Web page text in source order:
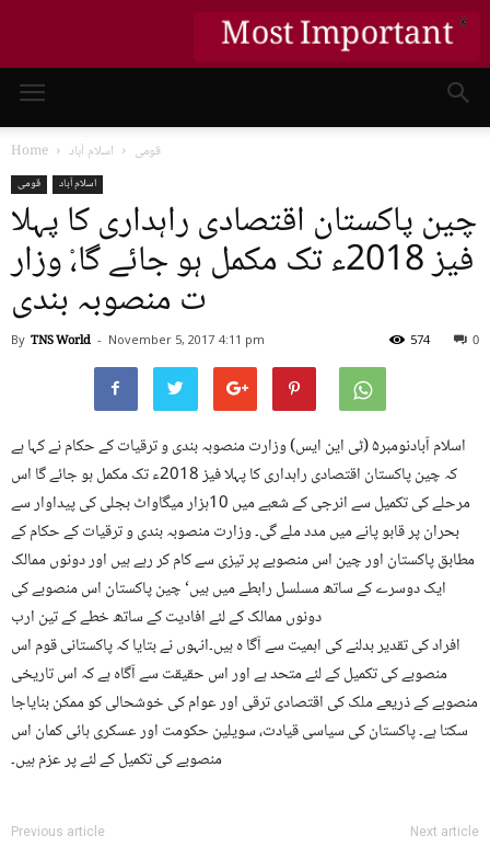
Home قومی اسلام آباد
قومی اسلام آباد
چین پاکستان اقتصادی راہداری کا پہلا
فیز 2018ء تک مکمل ہو جائے گا،ْ وزار
ت منصوبہ بندی
By TNS World - November 5, 2017 4:11 pm 0
574
اسلام آبادنومبر۵ (ٹی این ایس) وزارت منصوبہ بندی و ترقیات کے حکام نے کہا ہے
کہ چین پاکستان اقتصادی راہداری کا پہلا فیز 2018ء تک مکمل ہو جائے گا اس
مرحلے کی تکمیل سے انرجی کے شعبے میں 10ہزار میگاواٹ بجلی کی پیداوار سے
بحران پر قابو پانے میں مدد ملے گی۔ وزارت منصوبہ بندی و ترقیات کے حکام کے
مطابق پاکستان اور چین اس منصوبے پر تیزی سے کام کر رہے ہیں اور دونوں ممالک
ایک دوسرے کے ساتھ مسلسل رابطے میں ہیں‘ چین پاکستان اس منصوبے کی
دونوں ممالک کے لئے افادیت کے ساتھ خطے کے تین ارب
افراد کی تقدیر بدلنے کی اہمیت سے آگا ہ ہیں۔انہوں نے بتایا کہ پاکستانی قوم اس
منصوبے کی تکمیل کے لئے متحد ہے اور اس حقیقت سے آگاہ ہے کہ اس تاریخی
منصوبے کے ذریعے ملک کی اقتصادی ترقی اور عوام کی خوشحالی کو ممکن بنایاجا
سکتا ہے۔ پاکستان کی سیاسی قیادت، سویلین حکومت اور عسکری ہائی کمان اس
منصوبے کی تکمیل کے لئے پر عزم ہیں۔
Previous article Next article
Most Important X